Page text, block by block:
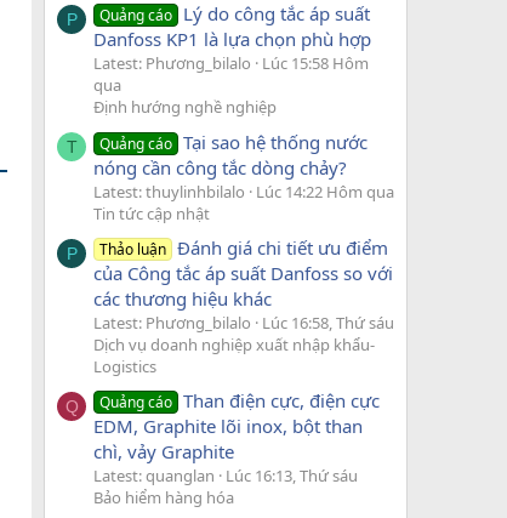
P Quảng cáo Lý do công tắc áp suất
Danfoss KP1 là lựa chọn phù hợp
Latest: Phương_bilalo
Lúc 15:58 Hôm
qua
Định hướng nghề nghiệp
T Quảng cáo Tại sao hệ thống nước
nóng cần công tắc dòng chảy?
Latest: thuylinhbilalo
Lúc 14:22 Hôm qua
Tin tức cập nhật
P Thảo luận Đánh giá chi tiết ưu điểm
của Công tắc áp suất Danfoss so với
các thương hiệu khác
Latest: Phương_bilalo
Lúc 16:58, Thứ sáu
Dịch vụ doanh nghiệp xuất nhập khẩu-
Logistics
Q Quảng cáo Than điện cực, điện cực
EDM, Graphite lõi inox, bột than
chì, vảy Graphite
Latest: quanglan
Lúc 16:13, Thứ sáu
Bảo hiểm hàng hóa